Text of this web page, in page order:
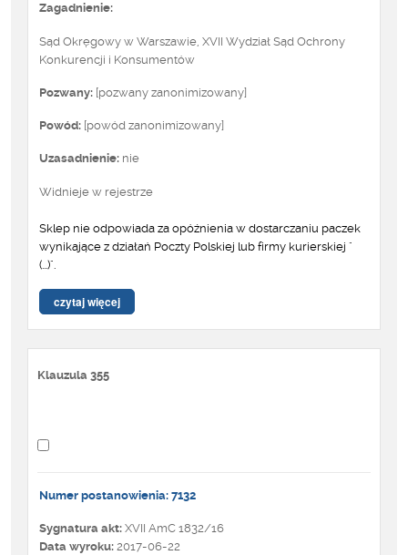
Zagadnienie:
Sąd Okręgowy w Warszawie, XVII Wydział Sąd Ochrony
Konkurencji i Konsumentów
Pozwany: [pozwany zanonimizowany]
Powód: [powód zanonimizowany]
Uzasadnienie: nie
Widnieje w rejestrze
Sklep nie odpowiada za opóźnienia w dostarczaniu paczek
wynikające z działań Poczty Polskiej lub firmy kurierskiej "
(...)".
czytaj więcej
Klauzula 355
Numer postanowienia: 7132
Sygnatura akt: XVII AmC 1832/16
Data wyroku: 2017-06-22